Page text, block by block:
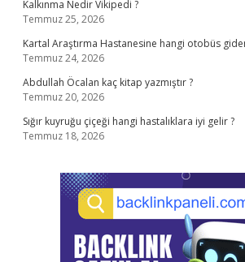
Kalkınma Nedir Vikipedi ?
Temmuz 25, 2026
Kartal Araştırma Hastanesine hangi otobüs
Temmuz 24, 2026
Abdullah Öcalan kaç kitap yazmıştır ?
Temmuz 20, 2026
Sığır kuyruğu çiçeği hangi hastalıklara iyi gelir ?
Temmuz 18, 2026